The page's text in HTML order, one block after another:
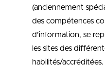
(anciennement
des compétences
d’information, se
les sites des
habilités/accréditées.